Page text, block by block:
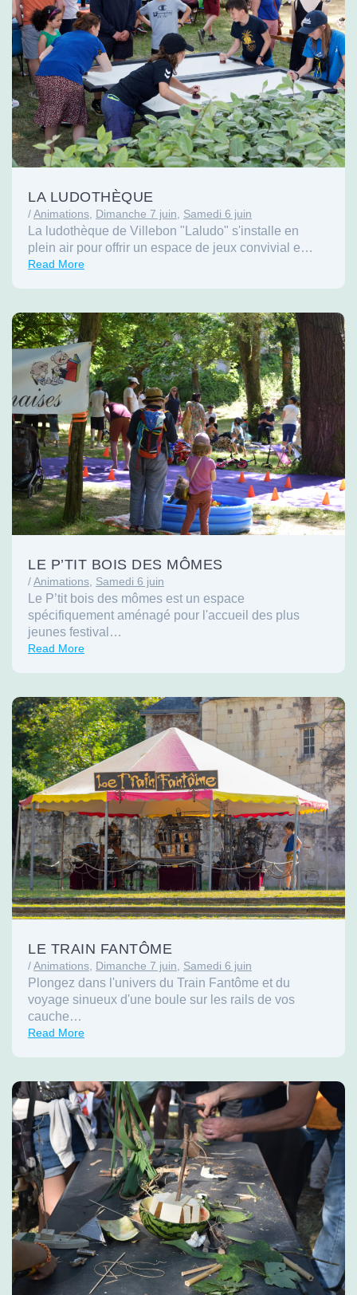
LA LUDOTHÈQUE
/Animations, Dimanche 7 juin, Samedi 6 juin
La ludothèque de Villebon "Laludo" s'installe en
plein air pour offrir un espace de jeux convivial e…
Read More
LE P’TIT BOIS DES MÔMES
/Animations Samedi 6 juin
Le P’tit bois des mômes est un espace
spécifiquement aménagé pour l'accueil des plus
jeunes festival…
Read More
LE TRAIN FANTÔME
/Animations Dimanche 7 juin Samedi 6 juin
Plongez dans l'univers du Train Fantôme et du
voyage sinueux d'une boule sur les rails de vos
cauche…
Read More